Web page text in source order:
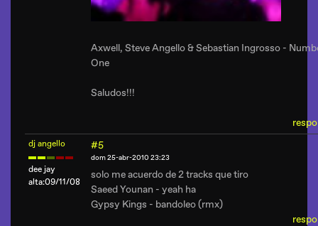
Axwell, Steve Angello & Sebastian Ingrosso -
One
Saludos!!!
dj angello
dee jay
alta:09/11/08
#5
dom 25-abr-2010 23:23
solo me acuerdo de 2 tracks que tiro
Saeed Younan - yeah ha
Gypsy Kings - bandoleo (rmx)